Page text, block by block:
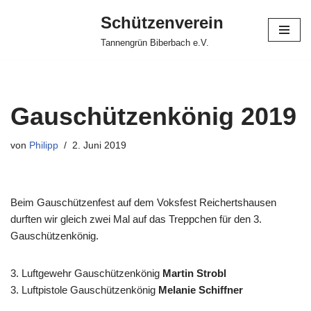
Schützenverein
Tannengrün Biberbach e.V.
Gauschützenkönig 2019
von Philipp 2. Juni 2019
Beim Gauschützenfest auf dem Voksfest Reichertshausen
durften wir gleich zwei Mal auf das Treppchen für den 3.
Gauschützenkönig.
3. Luftgewehr Gauschützenkönig Martin Strobl
3. Luftpistole Gauschützenkönig Melanie Schiffner